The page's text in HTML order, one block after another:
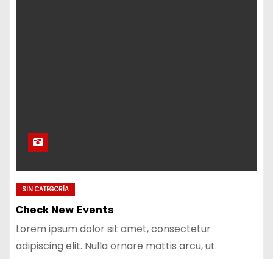
SIN CATEGORÍA
Check New Events
Lorem ipsum dolor sit amet, consectetur
adipiscing elit. Nulla ornare mattis arcu, ut.